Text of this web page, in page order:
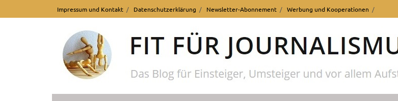
to
Impressum und Kontakt Datenschutzerklärung Newsletter-Abonnement Werbung und Kooperationen